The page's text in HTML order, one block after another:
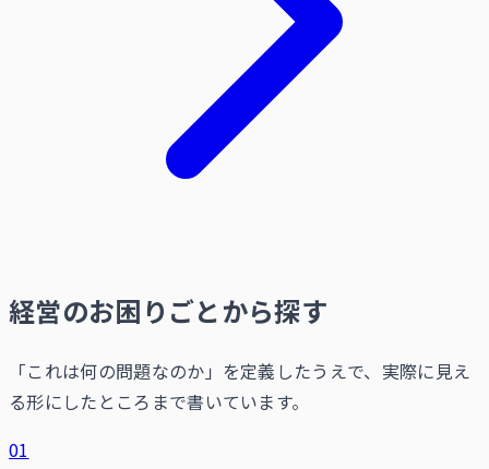
経営のお困りごとから探す
「これは何の問題なのか」を定義したうえで、実際に見え
る形にしたところまで書いています。
01